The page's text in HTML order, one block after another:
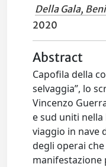
Della Gala,
2020
Abstract
Capofila della
selvaggia”, lo
Vincenzo
e sud uniti
viaggio in nave
degli operai
manifestazione